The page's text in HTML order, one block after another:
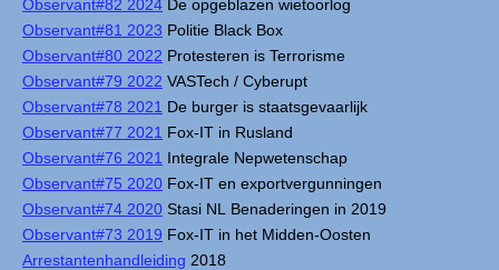
Observant#82 2024 De opgeblazen wietoorlog
Observant#81 2023 Politie Black Box
Observant#80 2022 Protesteren is Terrorisme
Observant#79 2022 VASTech / Cyberupt
Observant#78 2021 De burger is staatsgevaarlijk
Observant#77 2021 Fox-IT in Rusland
Observant#76 2021 Integrale Nepwetenschap
Observant#75 2020 Fox-IT en exportvergunningen
Observant#74 2020 Stasi NL Benaderingen in 2019
Observant#73 2019 Fox-IT in het Midden-Oosten
Arrestantenhandleiding 2018